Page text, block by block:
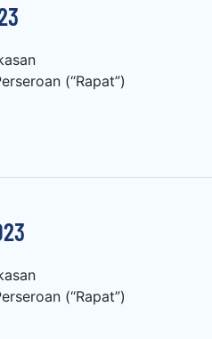
(“Rapat”)
(“Rapat”)